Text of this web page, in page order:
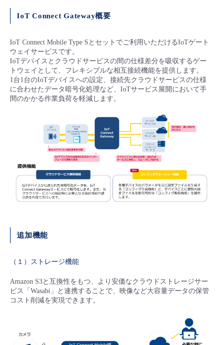
すべてのメニューを見る
管理機能
すべてのメニューを見る
モニタリング/監査
サポート
すべてのメニューを見る
- 新規お申し込み方法
- 初期設定・確認
- ユーザー機能の管理
- 登録情報の管理
- APIリファレンス
■ 基本構築ガイド
- クラウド / サーバー
- マルチクラウド利用
- リモートワーク
- ITインフラストラクチャー
- その他
メンテナンス予定
定期メンテナンス
協業パートナー
脱炭素化
IoT Connect Gateway概要
IoT Connect Mobile Type Sとセットでご利用いただけるIoTゲート
ウェイサービスです。
IoTデバイスとクラウドサービスの間の仕様差分を吸収するゲー
トウェイとして、フレキシブルな相互接続機能を提供します。
1台1台のIoTデバイスへの設定、接続先クラウドサービスの仕様
に合わせたデータ暗号化処理など、IoTサービス展開において手
間のかかる作業負荷を軽減します。
追加機能
（１）ストレージ機能
Amazon S3と互換性をもつ、より安価なクラウドストレージサー
ビス「Wasabi」と連携することで、映像など大容量データの保管
コスト削減を実現できます。